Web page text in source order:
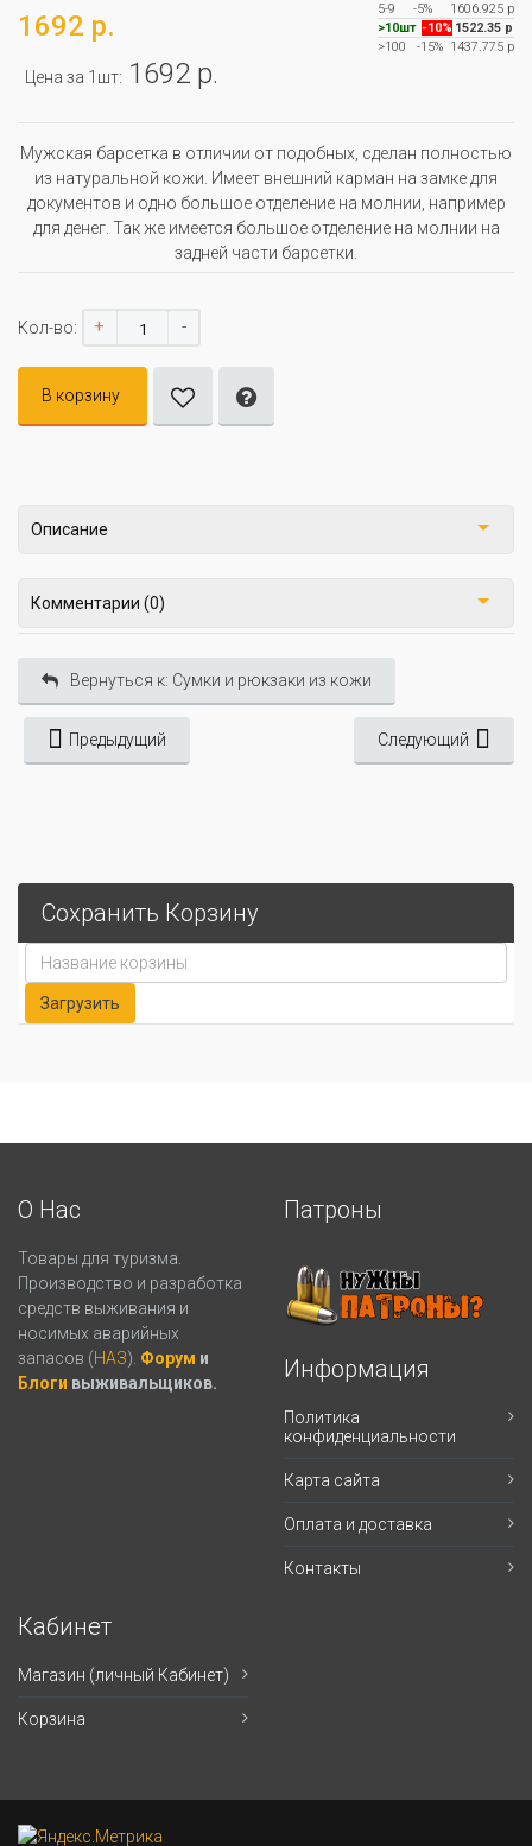
1692 р.
Цена за 1шт: 1692 р.
5-9
-5%
1606.925 р
>10шт -10% 1522.35 р
>100
-15% 1437.775 р
Мужская барсетка в отличии от подобных, сделан полностью
из натуральной кожи. Имеет внешний карман на замке для
документов и одно большое отделение на молнии, например
для денег. Так же имеется большое отделение на молнии на
задней части барсетки.
Кол-во: + -
В корзину
Описание
Комментарии (0)
Вернуться к: Сумки и рюкзаки из кожи
Предыдущий Следующий
Сохранить Корзину
О Нас
Товары для туризма.
Производство и разработка
средств выживания и
носимых аварийных
запасов (НАЗ). Форум и
Блоги выживальщиков.
Патроны
Информация
Политика
конфиденциальности
Карта сайта
Оплата и доставка
Контакты
Кабинет
Магазин (личный Кабинет)
Корзина